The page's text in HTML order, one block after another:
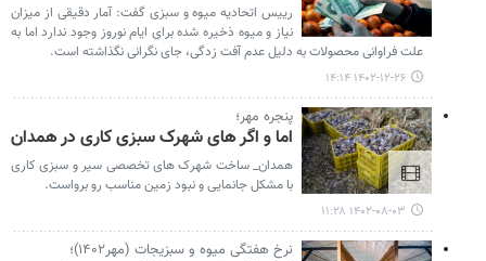
رییس اتحادیه میوه و سبزی گفت: آمار دقیقی از میزان
نیاز و میوه ذخیره شده برای ایام نوروز وجود ندارد اما به
علت فراوانی محصولات به دلیل عدم آفت زدگی، جای نگرانی نگذاشته است.
۱۴۰۲-۱۲-۲۶ ۱۴:۱۴
پنجره مهر؛
اما و اگر های شهرک سبزی کاری در همدان
همدان_ ساخت شهرک های تخصصی سیر و سبزی کاری
با مشکل جانمایی و نبود زمین مناسب رو برواست.
۱۴۰۲-۰۸-۰۳ ۱۱:۲۸
نرخ هفتگی میوه و سبزیجات (مهر۱۴۰۲)؛